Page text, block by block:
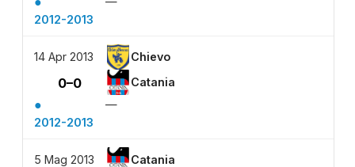
2012-2013
14 Apr 2013 Chievo
0–0 Catania
●
—
2012-2013
5 Mag 2013 Catania